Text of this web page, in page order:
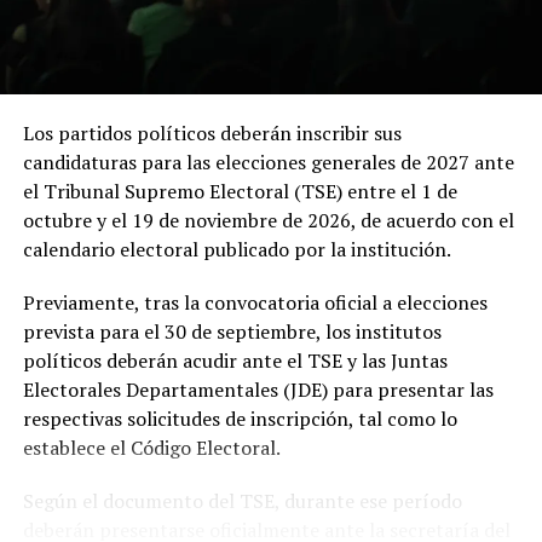
antes de la ceremonia de posesión, la primera en
realizarse fuera de Bogotá en la historia reciente del
Comparte esto:
Sobre el desarrollo, Ulloa se refirió a las perspectivas
positivas que se abren gracias a la reducción de la
consolidar estos logros y proyectar al país como un
destino atractivo para la inversión y el turismo.
El vicepresidente enfatizó que la preparación ante
escenarios migratorios forma parte de una visión
cualquier situación”, sostuvo, al tiempo que reiteró el
optimismo oficial sobre la continuidad del TPS.
La entrevista permitió conocer de primera mano la
posición del gobierno sobre temas que impactan
directamente a la diáspora y a la población local. Ulloa
Los partidos políticos deberán inscribir sus
candidaturas para las elecciones generales de 2027 ante
el Tribunal Supremo Electoral (TSE) entre el 1 de
octubre y el 19 de noviembre de 2026, de acuerdo con el
calendario electoral publicado por la institución.
Previamente, tras la convocatoria oficial a elecciones
prevista para el 30 de septiembre, los institutos
políticos deberán acudir ante el TSE y las Juntas
Electorales Departamentales (JDE) para presentar las
respectivas solicitudes de inscripción, tal como lo
establece el Código Electoral.
Según el documento del TSE, durante ese período